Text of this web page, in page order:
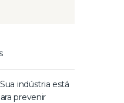
indústria está
prevenir